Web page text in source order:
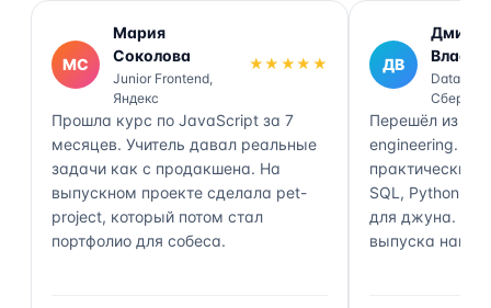
МС
Мария
Соколова
Junior Frontend,
Яндекс
★★★★★
Прошла курс по JavaScript за 7
месяцев. Учитель давал реальные
задачи как с продакшена. На
выпускном проекте сделала pet-
project, который потом стал
портфолио для собеса.
ДВ
Власов
Data
Сбер
Перешёл из
engineering.
практически
SQL, Python,
для джуна.
выпуска нашёл